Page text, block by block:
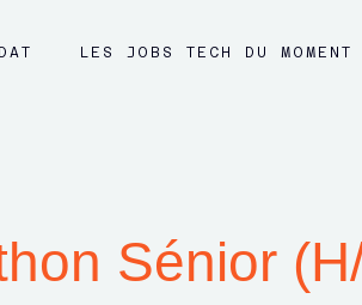
LES JOBS TECH DU MOMENT
Sénior